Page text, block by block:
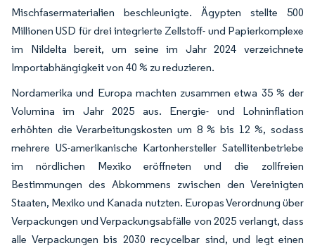
Mischfasermaterialien beschleunigte. Ägypten stellte 500
Millionen USD für drei integrierte Zellstoff- und Papierkomplexe
im Nildelta bereit, um seine im Jahr 2024 verzeichnete
Importabhängigkeit von 40 % zu reduzieren.
Nordamerika und Europa machten zusammen etwa 35 % der
Volumina im Jahr 2025 aus. Energie- und Lohninflation
erhöhten die Verarbeitungskosten um 8 % bis 12 %, sodass
mehrere US-amerikanische Kartonhersteller Satellitenbetriebe
im nördlichen Mexiko eröffneten und die zollfreien
Bestimmungen des Abkommens zwischen den Vereinigten
Staaten, Mexiko und Kanada nutzten. Europas Verordnung über
Verpackungen und Verpackungsabfälle von 2025 verlangt, dass
alle Verpackungen bis 2030 recycelbar sind, und legt einen